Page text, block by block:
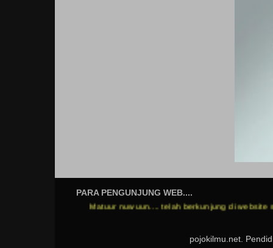
PARA PENGUNJUNG WEB....
Matuur nuwuun.... telah berkunjung di website saya...
pojokilmu.net.